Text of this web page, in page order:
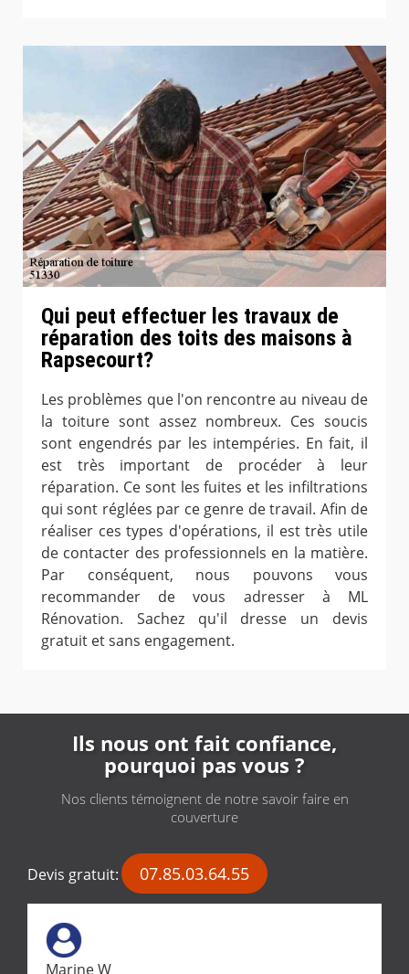
Qui peut effectuer les travaux de
réparation des toits des maisons à
Rapsecourt?
Les problèmes que l'on rencontre au niveau de
la toiture sont assez nombreux. Ces soucis
sont engendrés par les intempéries. En fait, il
est très important de procéder à leur
réparation. Ce sont les fuites et les infiltrations
qui sont réglées par ce genre de travail. Afin de
réaliser ces types d'opérations, il est très utile
de contacter des professionnels en la matière.
Par conséquent, nous pouvons vous
recommander de vous adresser à ML
Rénovation. Sachez qu'il dresse un devis
gratuit et sans engagement.
Ils nous ont fait confiance,
pourquoi pas vous ?
Nos clients témoignent de notre savoir faire en
couverture
Devis gratuit: 07.85.03.64.55
Marine W